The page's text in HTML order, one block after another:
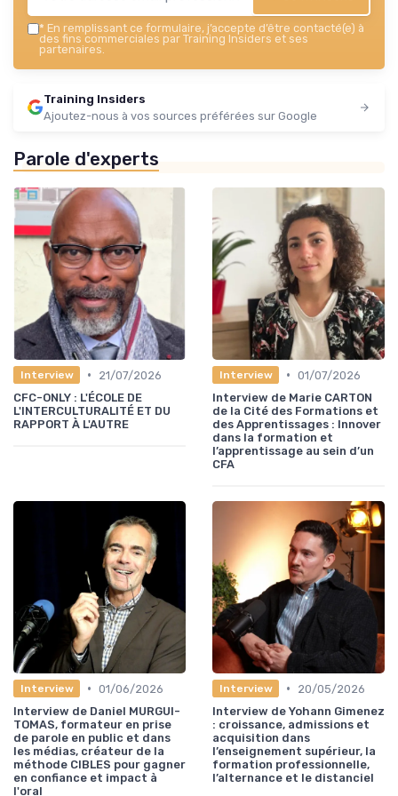
* En remplissant ce formulaire, j’accepte d’être contacté(e) à
des fins commerciales par Training Insiders et ses
partenaires.
Training Insiders
Ajoutez-nous à vos sources préférées sur Google
Parole d'experts
Interview •
21/07/2026
CFC-ONLY : L'ÉCOLE DE
L'INTERCULTURALITÉ ET DU
RAPPORT À L'AUTRE
Interview • 01/07/2026
Interview de Marie CARTON
de la Cité des Formations et
des Apprentissages : Innover
dans la formation et
l’apprentissage au sein d’un
CFA
Interview • 01/06/2026
Interview de Daniel MURGUI-
TOMAS, formateur en prise
de parole en public et dans
les médias, créateur de la
méthode CIBLES pour gagner
en confiance et impact à
l'oral
Interview •
20/05/2026
Interview de Yohann Gimenez
: croissance, admissions et
acquisition dans
l’enseignement supérieur, la
formation professionnelle,
l’alternance et le distanciel